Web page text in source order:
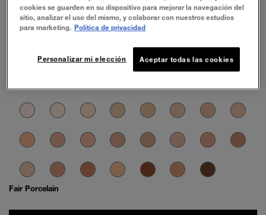
Fair Porcelain
cookies se guarden en su dispositivo para mejorar la navegación del
sitio, analizar el uso del mismo, y colaborar con nuestros estudios
para marketing. Política de privacidad
Aceptar todas las cookies
Personalizar mi elección